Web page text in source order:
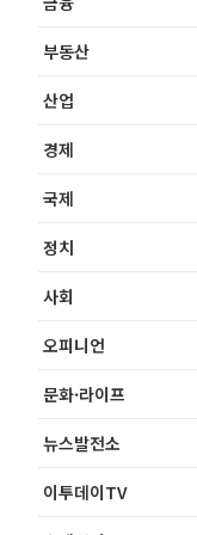
부동산
산업
경제
국제
정치
사회
오피니언
문화·라이프
뉴스발전소
이투데이TV